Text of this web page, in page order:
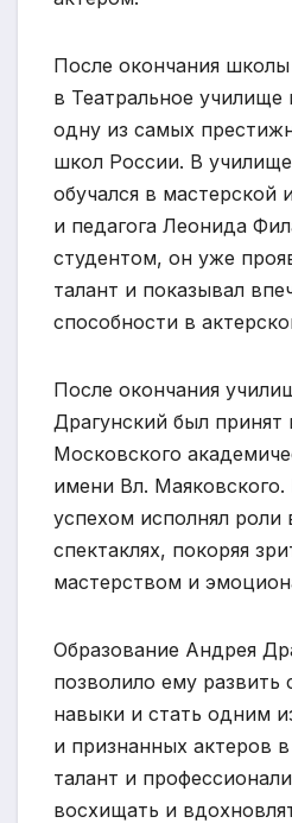
После окончания
в Театральное
одну из самых
школ России. В
обучался в мастерской
и педагога Леонида
студентом, он уже
талант и показывал
способности в
После окончания
Драгунский был принят
Московского
имени Вл. Маяковского.
успехом исполнял роли
спектаклях, покоряя
мастерством и
Образование Андрея
позволило ему развить
навыки и стать одним
и признанных актеров
талант и
восхищать и